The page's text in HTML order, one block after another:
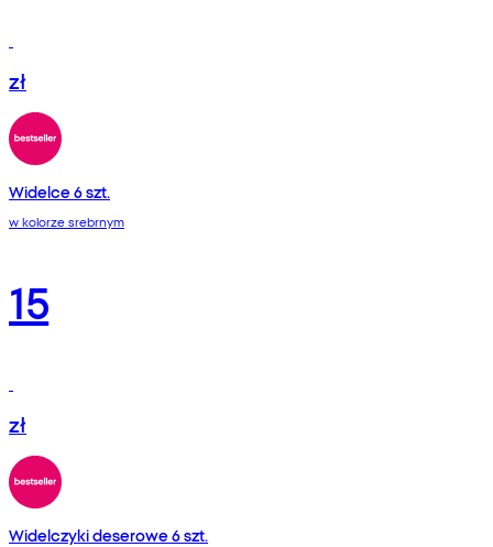
zł
Widelce 6 szt.
w kolorze srebrnym
15
zł
Widelczyki deserowe 6 szt.